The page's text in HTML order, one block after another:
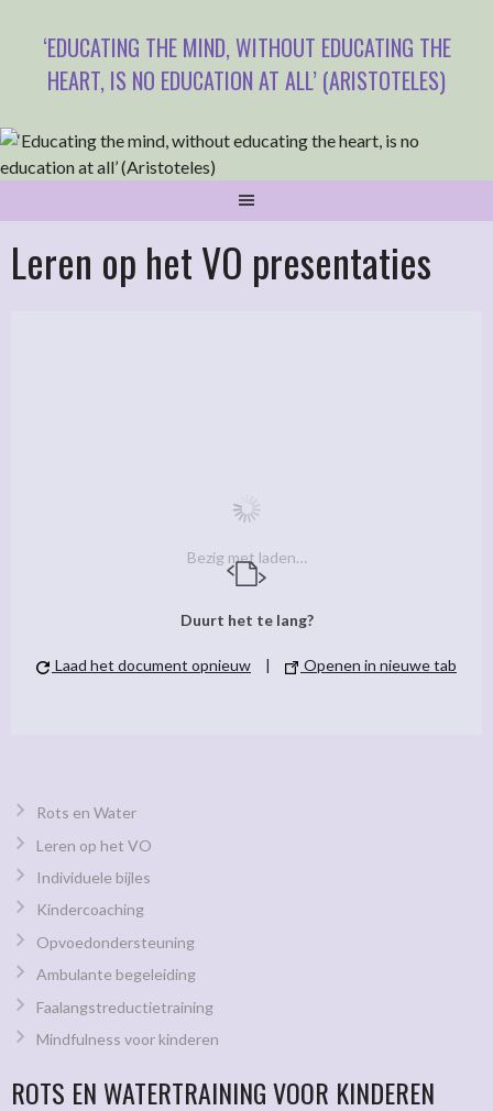
inhoud
‘EDUCATING THE MIND, WITHOUT EDUCATING THE
HEART, IS NO EDUCATION AT ALL’ (ARISTOTELES)
Leren op het VO presentaties
Bezig met laden…
Duurt het te lang?
Laad het document opnieuw | Openen in nieuwe tab
Rots en Water
Leren op het VO
Individuele bijles
Kindercoaching
Opvoedondersteuning
Ambulante begeleiding
Faalangstreductietraining
Mindfulness voor kinderen
ROTS EN WATERTRAINING VOOR KINDEREN